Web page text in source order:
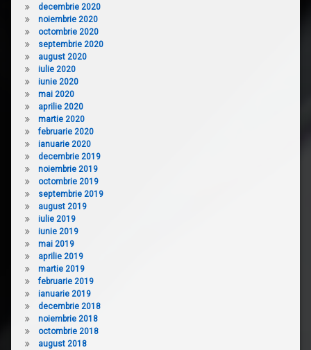
decembrie 2020
noiembrie 2020
octombrie 2020
septembrie 2020
august 2020
iulie 2020
iunie 2020
mai 2020
aprilie 2020
martie 2020
februarie 2020
ianuarie 2020
decembrie 2019
noiembrie 2019
octombrie 2019
septembrie 2019
august 2019
iulie 2019
iunie 2019
mai 2019
aprilie 2019
martie 2019
februarie 2019
ianuarie 2019
decembrie 2018
noiembrie 2018
octombrie 2018
august 2018